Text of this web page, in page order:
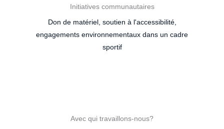
Initiatives communautaires
Don de matériel, soutien à l'accessibilité,
engagements environnementaux dans un cadre
sportif
Avec qui travaillons-nous?